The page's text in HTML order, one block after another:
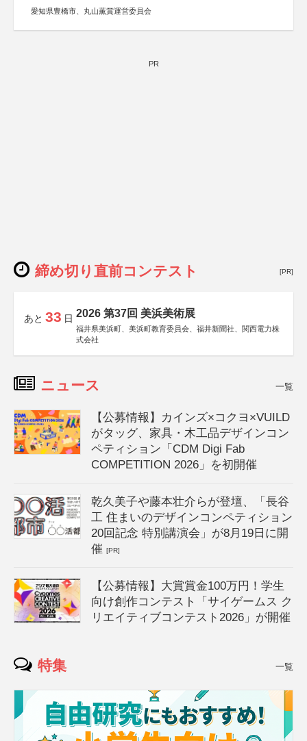
愛知県豊橋市、丸山薫賞運営委員会
PR
締め切り直前コンテスト [PR]
あと 33 日 2026 第37回 美浜美術展
福井県美浜町、美浜町教育委員会、福井新聞社、関西電力株
式会社
ニュース 一覧
【公募情報】カインズ×コクヨ×VUILD
がタッグ、家具・木工品デザインコン
ペティション「CDM Digi Fab
COMPETITION 2026」を初開催
乾久美子や藤本壮介らが登壇、「長谷
工 住まいのデザインコンペティション
20回記念 特別講演会」が8月19日に開
催[PR]
【公募情報】大賞賞金100万円！学生
向け創作コンテスト「サイゲームス ク
リエイティブコンテスト2026」が開催
特集 一覧